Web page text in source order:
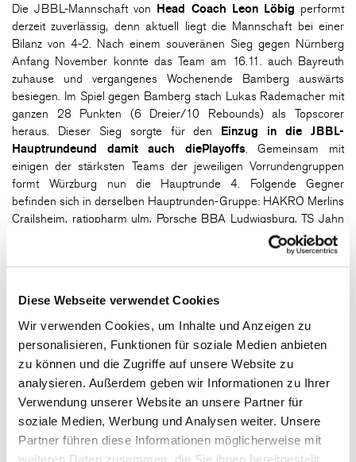
Diese Webseite verwendet Cookies
Wir verwenden Cookies, um Inhalte und Anzeigen zu
personalisieren, Funktionen für soziale Medien anbieten
zu können und die Zugriffe auf unsere Website zu
analysieren. Außerdem geben wir Informationen zu Ihrer
Verwendung unserer Website an unsere Partner für
soziale Medien, Werbung und Analysen weiter. Unsere
Partner führen diese Informationen möglicherweise mit
weiteren Daten zusammen, die Sie ihnen bereitgestellt
Die JBBL-Mannschaft von Head Coach Leon Löbig performt
derzeit zuverlässig, denn aktuell liegt die Mannschaft bei einer
Bilanz von 4-2. Nach einem souveränen Sieg gegen Nürnberg
Anfang November konnte das Team am 16.11. auch Bayreuth
zuhause und vergangenes Wochenende Bamberg auswärts
besiegen. Im Spiel gegen Bamberg stach Lukas Rademacher mit
ganzen 28 Punkten (6 Dreier/10 Rebounds) als Topscorer
heraus. Dieser Sieg sorgte für den Einzug in die JBBL-
Hauptrundeund damit auch diePlayoffs. Gemeinsam mit
einigen der stärksten Teams der jeweiligen Vorrundengruppen
formt Würzburg nun die Hauptrunde 4. Folgende Gegner
befinden sich in derselben Hauptrunden-Gruppe: HAKRO Merlins
Crailsheim, ratiopharm ulm, Porsche BBA Ludwigsburg, TS Jahn
U14
Die U14 vonHead Coach Maximilian Deinhart
Bayreuth stand einer bitteren Heimniederlage gegen Bamberg
gegenüber. Ein anschließend erfolgreiches Testspiel gegen
Frankfurt zeigte jedoch die Leistungsfähigkeit des Teams. Die
starke Bilanz liegt aktuell bei 4-1.
U12
Die U12 profitiert weiterhin von konstantem Zulauf durch